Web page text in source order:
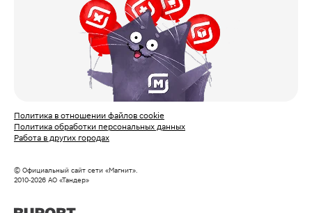
Политика в отношении файлов cookie
Политика обработки персональных данных
Работа в других городах
© Официальный сайт сети «Магнит».
2010‑2026 АО «Тандер»